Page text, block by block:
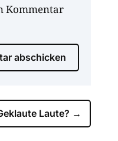
Kommentar
abschicken
Laute? →